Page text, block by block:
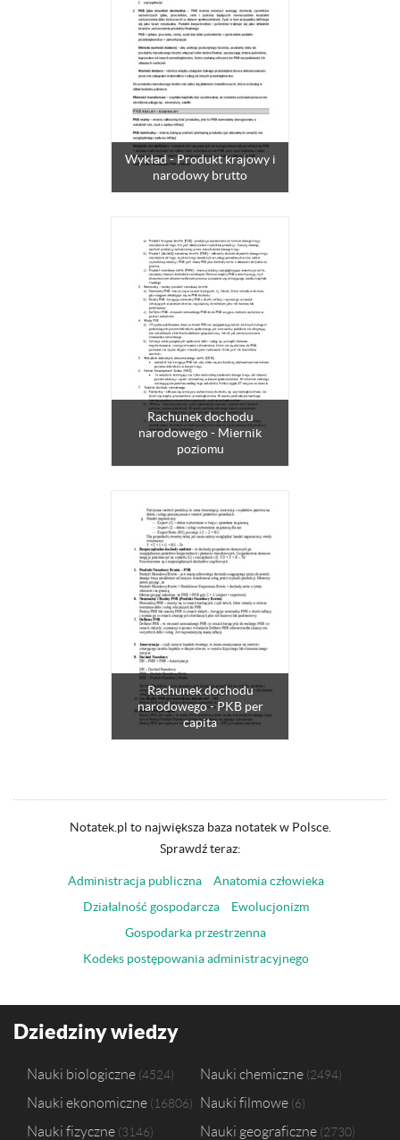
Wykład - Produkt krajowy i
narodowy brutto
Rachunek dochodu
narodowego - Miernik
poziomu
Rachunek dochodu
narodowego - PKB per
capita
Notatek.pl to największa baza notatek w Polsce.
Sprawdź teraz:
Administracja publiczna
Anatomia człowieka
Działalność gospodarcza
Ewolucjonizm
Gospodarka przestrzenna
Kodeks postępowania administracyjnego
Dziedziny wiedzy
Nauki biologiczne 4524 Nauki chemiczne 2494
Nauki ekonomiczne 16806 Nauki filmowe 6
Nauki fizyczne 3146 Nauki geograficzne 2730